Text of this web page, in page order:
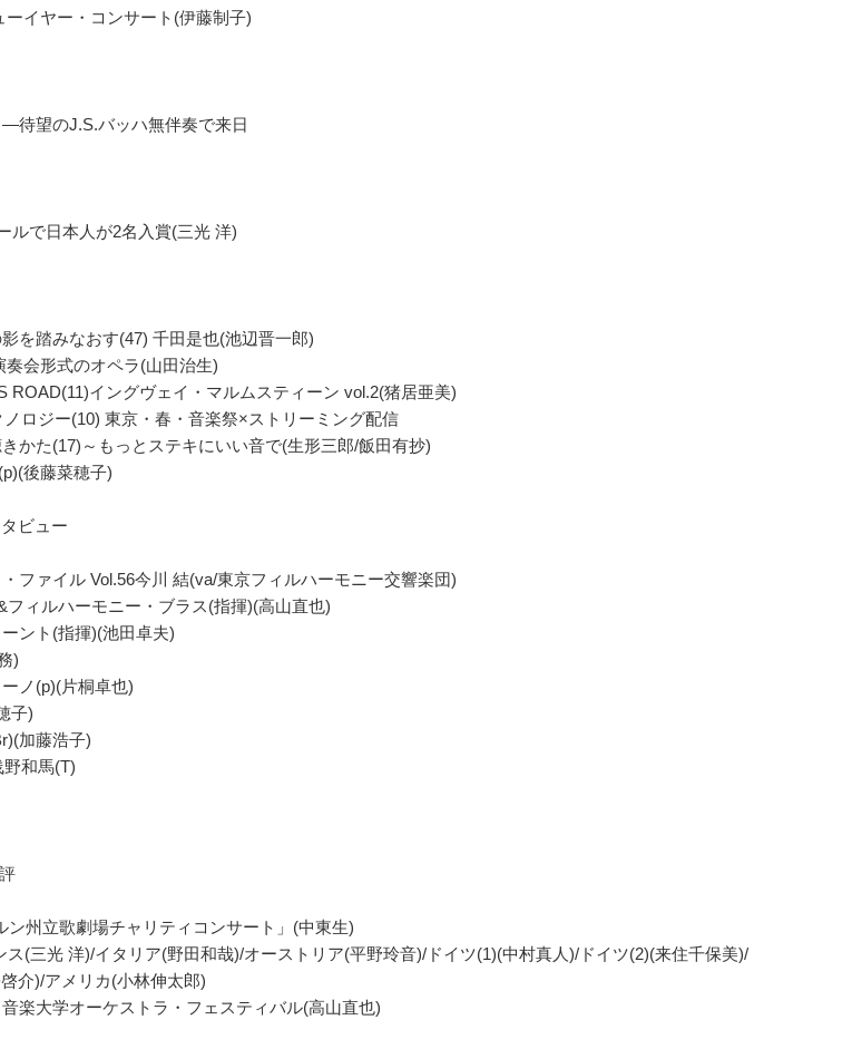
イヤー・コンサート(伊藤制子)
待望のJ.S.バッハ無伴奏で来日
ルで日本人が2名入賞(三光 洋)
を踏みなおす(47) 千田是也(池辺晋一郎)
会形式のオペラ(山田治生)
ROAD(11)イングヴェイ・マルムスティーン vol.2(猪居亜美)
ロジー(10) 東京・春・音楽祭×ストリーミング配信
かた(17)～もっとステキにいい音で(生形三郎/飯田有抄)
後藤菜穂子)
ビュー
ファイル Vol.56今川 結(va/東京フィルハーモニー交響楽団)
ィルハーモニー・ブラス(指揮)(高山直也)
ント(指揮)(池田卓夫)
)
ノ(p)(片桐卓也)
子)
加藤浩子)
和馬(T)
州立歌劇場チャリティコンサート」(中東生)
ス(三光 洋)/イタリア(野田和哉)/オーストリア(平野玲音)/ドイツ(1)(中村真人)/ドイツ(2)(来住千保美)/
介)/アメリカ(小林伸太郎)
楽大学オーケストラ・フェスティバル(高山直也)